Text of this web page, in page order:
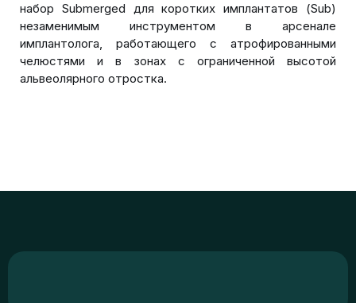
набор Submerged для коротких имплантатов (Sub)
незаменимым инструментом в арсенале
имплантолога, работающего с атрофированными
челюстями и в зонах с ограниченной высотой
альвеолярного отростка.